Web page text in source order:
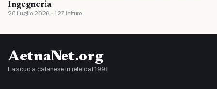
Ingegneria
20 Luglio 2026 · 127 letture
AetnaNet.org
La scuola catanese in rete dal 1998